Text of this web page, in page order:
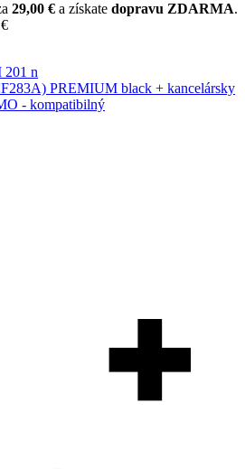
29,00 € a získate dopravu ZDARMA.
201 n
PREMIUM black + kancelársky
- kompatibilný